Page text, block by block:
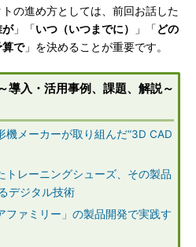
の進め方としては、前回お話した
が」「いつ（いつまでに） 」「 どの
算で」を決めることが重要です。
導入・活用事例、課題、解説～
機メーカーが取り組んだ“3D CAD
トレーニングシューズ、その製品
デジタル技術
ファミリー」の製品開発で実践す